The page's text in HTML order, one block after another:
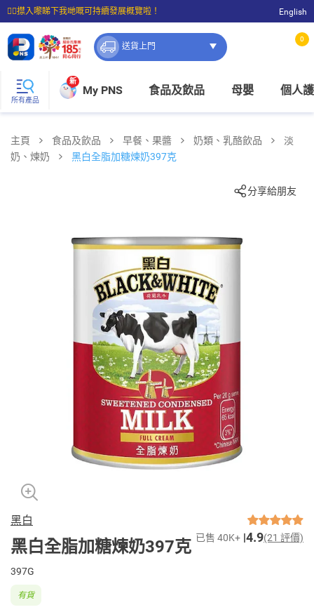
☝🏼㩒入嚟睇下我哋嘅可持續發展概覽啦！
⭐購物滿$399即享免費送貨；滿$100即可免費店取。
English
送貨上門
0
所有產品
新
My PNS 食品及飲品 母嬰 個人
主頁 食品及飲品 早餐、果醬 奶類、乳酪飲品
淡
奶、煉奶
黑白全脂加糖煉奶397克
分享給朋友
黑白
黑白全脂加糖煉奶397克 已售 40K+ 4.9(21 評價)
397G
有貨